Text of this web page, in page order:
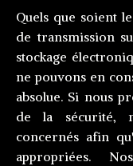
Quels que soient
de transmission
stockage
ne pouvons en
absolue. Si nous
de la sécurité,
concernés afin
appropriées.